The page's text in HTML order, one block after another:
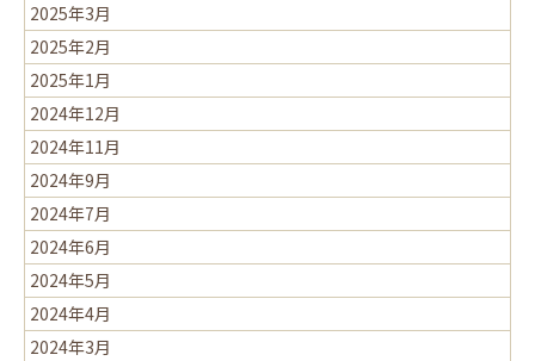
2025年3月
2025年2月
2025年1月
2024年12月
2024年11月
2024年9月
2024年7月
2024年6月
2024年5月
2024年4月
2024年3月